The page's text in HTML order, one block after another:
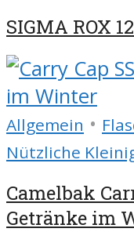
SIGMA ROX
Allgemein •
Nützliche
Camelbak
Getränke im